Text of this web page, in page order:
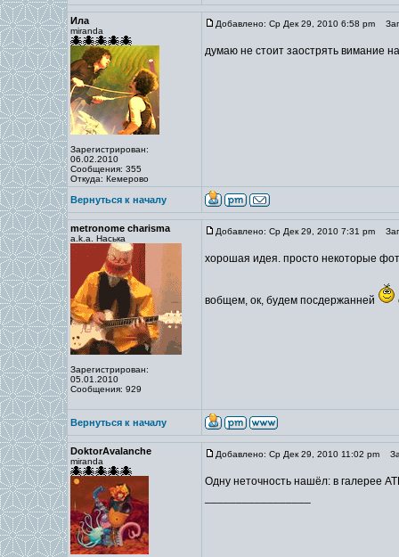
Ила
miranda
Зарегистрирован:
06.02.2010
Сообщения: 355
Откуда: Кемерово
Добавлено: Ср Дек 29, 2010 6:58 pm
думаю не стоит заострять вимание
Вернуться к началу
metronome charisma
a.k.a. Наська
Зарегистрирован:
05.01.2010
Сообщения: 929
Добавлено: Ср Дек 29, 2010 7:31 pm
хорошая идея. просто некоторые
вобщем, ок, будем посдержанней
Вернуться к началу
DoktorAvalanche
miranda
Добавлено: Ср Дек 29, 2010 11:02 pm
Одну неточность нашёл: в галерее